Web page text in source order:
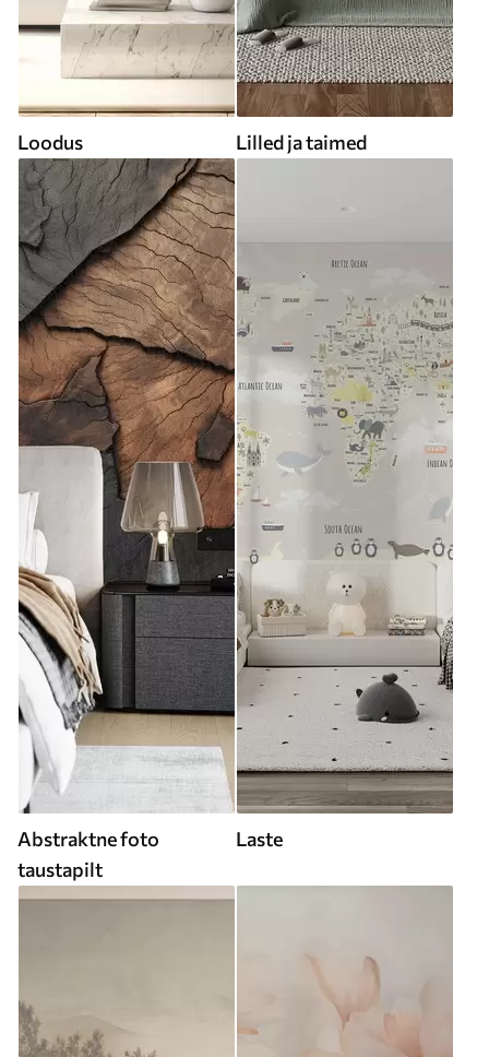
Loodus Lilled ja taimed
Abstraktne foto
taustapilt
Laste